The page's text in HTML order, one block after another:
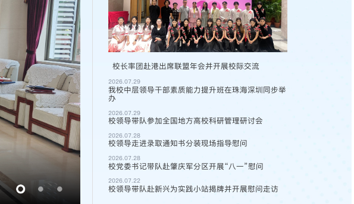
2026.07.19
校长率团赴港出席联盟年会并开展校际交流
2026.07.29
我校中层领导干部素质能力提升班在珠海深圳同步举
办
2026.07.29
校领导带队参加全国地方高校科研管理研讨会
2026.07.28
校领导走进录取通知书分装现场指导慰问
2026.07.28
校党委书记带队赴肇庆军分区开展“八一”慰问
2026.07.22
校领导带队赴新兴为实践小站揭牌并开展慰问走访